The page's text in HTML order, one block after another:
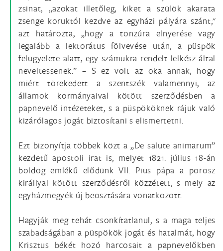
zsinat, „azokat illetőleg, kiket a szülök akarata
zsenge koruktól kezdve az egyházi pályára szánt,"
azt határozta, „hogy a tonzúra elnyerése vagy
legalább a lektorátus fölvevése után, a püspök
felügyelete alatt, egy számukra rendelt lelkész által
neveltessenek.” – S ez volt az oka annak, hogy
miért törekedett a szentszék valamennyi, az
államok kormányaival kötött szerződésben a
papnevelő intézeteket, s a püspököknek rájuk való
kizárólagos jogát biztosítani s elismertetni.
Ezt bizonyítja többek közt a „De salute animarum”
kezdetű apostoli irat is, melyet 1821. július 18-án
boldog emlékű elődünk VII. Pius pápa a porosz
királlyal kötött szerződésről közzétett, s mely az
egyházmegyék új beosztására vonatkozott.
Hagyják meg tehát csonkítatlanul, s a maga teljes
szabadságában a püspökök jogát és hatalmát, hogy
Krisztus békét hozó harcosait a papnevelőkben